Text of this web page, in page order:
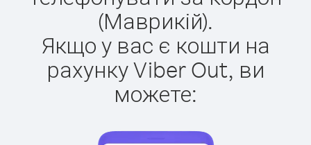
(Маврикій).
Якщо у вас є кошти на
рахунку Viber Out, ви
можете: